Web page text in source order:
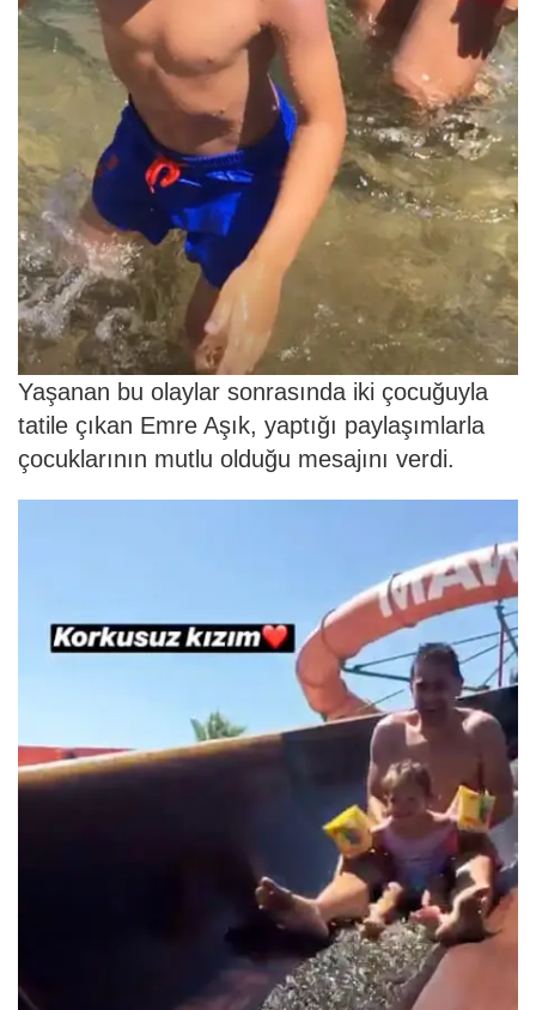
Yaşanan bu olaylar sonrasında iki çocuğuyla
tatile çıkan Emre Aşık, yaptığı paylaşımlarla
çocuklarının mutlu olduğu mesajını verdi.